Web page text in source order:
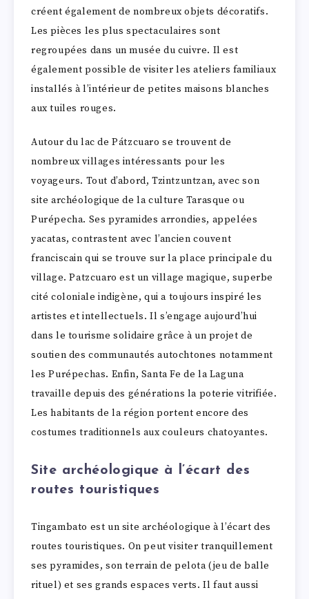
créent également de nombreux objets décoratifs.
Les pièces les plus spectaculaires sont
regroupées dans un musée du cuivre. Il est
également possible de visiter les ateliers familiaux
installés à l’intérieur de petites maisons blanches
aux tuiles rouges.
Autour du lac de Pátzcuaro se trouvent de
nombreux villages intéressants pour les
voyageurs. Tout d’abord, Tzintzuntzan, avec son
site archéologique de la culture Tarasque ou
Purépecha. Ses pyramides arrondies, appelées
yacatas, contrastent avec l’ancien couvent
franciscain qui se trouve sur la place principale du
village. Patzcuaro est un village magique, superbe
cité coloniale indigène, qui a toujours inspiré les
artistes et intellectuels. Il s’engage aujourd’hui
dans le tourisme solidaire grâce à un projet de
soutien des communautés autochtones notamment
les Purépechas. Enfin, Santa Fe de la Laguna
travaille depuis des générations la poterie vitrifiée.
Les habitants de la région portent encore des
costumes traditionnels aux couleurs chatoyantes.
Site archéologique à l’écart des
routes touristiques
Tingambato est un site archéologique à l’écart des
routes touristiques. On peut visiter tranquillement
ses pyramides, son terrain de pelota (jeu de balle
rituel) et ses grands espaces verts. Il faut aussi